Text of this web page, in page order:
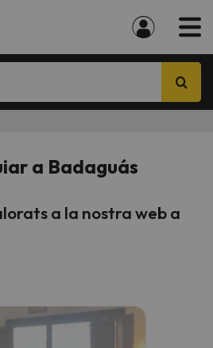
a Badaguás
a la nostra web a